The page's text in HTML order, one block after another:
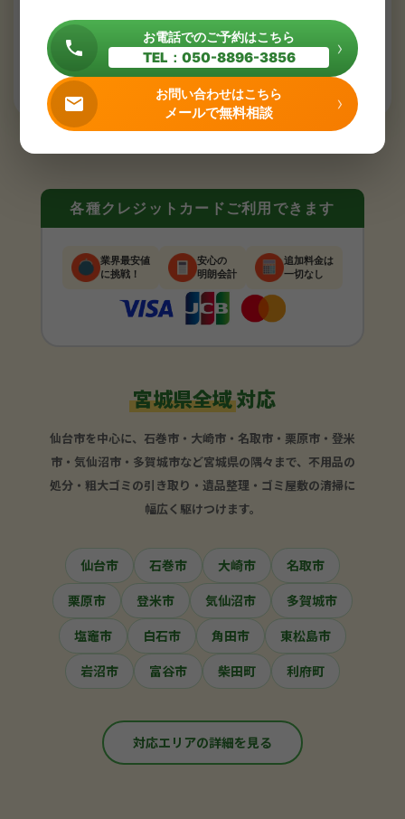
TEL：050-8896-3856
お問い合わせはこちら
メールで無料相談 ›
各種クレジットカードご利用できます
業界最安値
に挑戦！
安心の
明朗会計
追加料金は
一切なし
宮城県全域対応
仙台市を中心に、石巻市・大崎市・名取市・栗原市・登米
市・気仙沼市・多賀城市など宮城県の隅々まで、不用品の
処分・粗大ゴミの引き取り・遺品整理・ゴミ屋敷の清掃に
幅広く駆けつけます。
仙台市 石巻市 大崎市
名取市
栗原市
登米市 気仙沼市
多賀城市
塩竈市
白石市 角田市
東松島市
岩沼市
富谷市 柴田町 利府町
対応エリアの詳細を見る
お電話でのご予約はこちら
TEL：050-8896-3856 ›
お問い合わせはこちら
メールで無料相談 ›